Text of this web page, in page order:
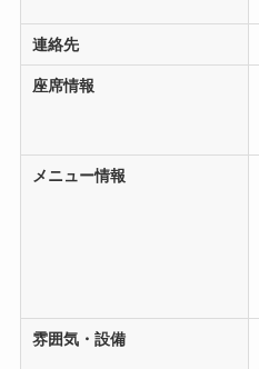
連絡先
座席情報
メニュー情報
雰囲気・設備